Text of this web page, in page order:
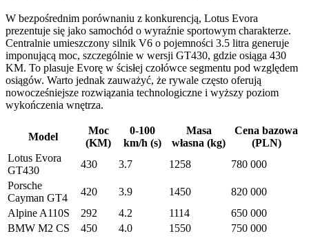
W bezpośrednim porównaniu z konkurencją, Lotus Evora
prezentuje się jako samochód o wyraźnie sportowym charakterze.
Centralnie umieszczony silnik V6 o pojemności 3.5 litra generuje
imponującą moc, szczególnie w wersji GT430, gdzie osiąga 430
KM. To plasuje Evorę w ścisłej czołówce segmentu pod względem
osiągów. Warto jednak zauważyć, że rywale często oferują
nowocześniejsze rozwiązania technologiczne i wyższy poziom
wykończenia wnętrza.
Model
Moc
(KM)
0-100
km/h (s)
Masa
własna (kg)
Cena bazowa
(PLN)
Lotus Evora
GT430
430 3.7 1258
780 000
Porsche
Cayman GT4
420 3.9 1450
820 000
Alpine A110S
292 4.2 1114
650 000
BMW M2 CS
450 4.0 1550 750 000